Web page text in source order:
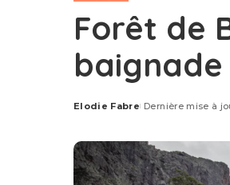
Forêt de
Posted
Elodie Fabre Dernière mise à